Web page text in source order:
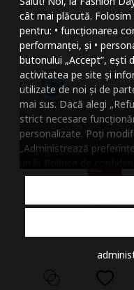
cât mai plăcută.
pentru: • funcționarea
performanței, și •
butonului „Accept”, ești
activitatea pe site și
utilizate de noi și de
mai sus. Dacă alegi
strict necesare
personalizate. Poți
„Administrează